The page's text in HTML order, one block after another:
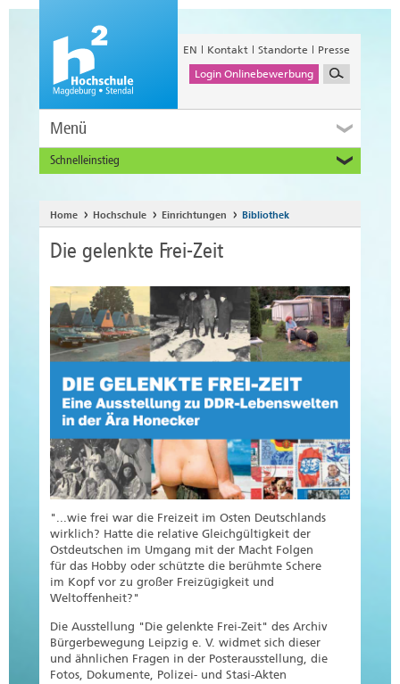
EN Kontakt Standorte
Presse
Login Onlinebewerbung
Menü
Schnelleinstieg
Alumni
Unternehmen und Institutionen
Studierende
Beschäftigte
International
Home Hochschule Einrichtungen Bibliothek
Die gelenkte Frei-Zeit
"...wie frei war die Freizeit im Osten Deutschlands
wirklich? Hatte die relative Gleichgültigkeit der
Ostdeutschen im Umgang mit der Macht Folgen
für das Hobby oder schützte die berühmte Schere
im Kopf vor zu großer Freizügigkeit und
Weltoffenheit?"
Die Ausstellung "Die gelenkte Frei-Zeit" des Archiv
Bürgerbewegung Leipzig e. V. widmet sich dieser
und ähnlichen Fragen in der Posterausstellung, die
Fotos, Dokumente, Polizei- und Stasi-Akten